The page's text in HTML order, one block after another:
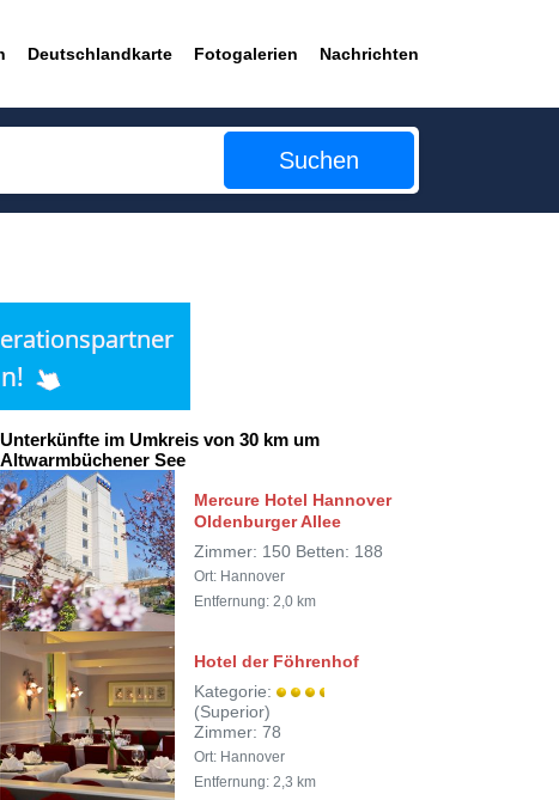
Deutschlandkarte Fotogalerien Nachrichten
Suchen
Unterkünfte im Umkreis von 30 km um
Altwarmbüchener See
Mercure Hotel Hannover
Oldenburger Allee
Zimmer: 150 Betten: 188
Ort: Hannover
Entfernung: 2,0 km
Hotel der Föhrenhof
Kategorie:
(Superior)
Zimmer: 78
Ort: Hannover
Entfernung: 2,3 km